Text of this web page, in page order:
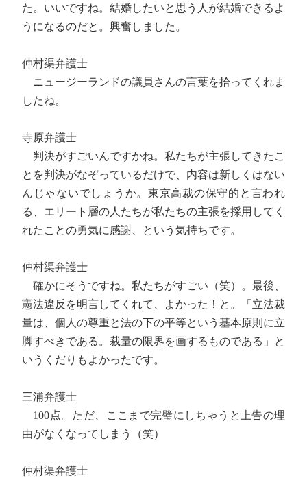
た。いいですね。結婚したいと思う人が結婚できるよ
うになるのだと。興奮しました。
仲村渠弁護士
ニュージーランドの議員さんの言葉を拾ってくれま
したね。
寺原弁護士
判決がすごいんですかね。私たちが主張してきたこ
とを判決がなぞっているだけで、内容は新しくはない
んじゃないでしょうか。東京高裁の保守的と言われ
る、エリート層の人たちが私たちの主張を採用してく
れたことの勇気に感謝、という気持ちです。
仲村渠弁護士
確かにそうですね。私たちがすごい（笑）。最後、
憲法違反を明言してくれて、よかった！と。「立法裁
量は、個人の尊重と法の下の平等という基本原則に立
脚すべきである。裁量の限界を画するものである」と
いうくだりもよかったです。
三浦弁護士
100点。ただ、ここまで完璧にしちゃうと上告の理
由がなくなってしまう（笑）
仲村渠弁護士